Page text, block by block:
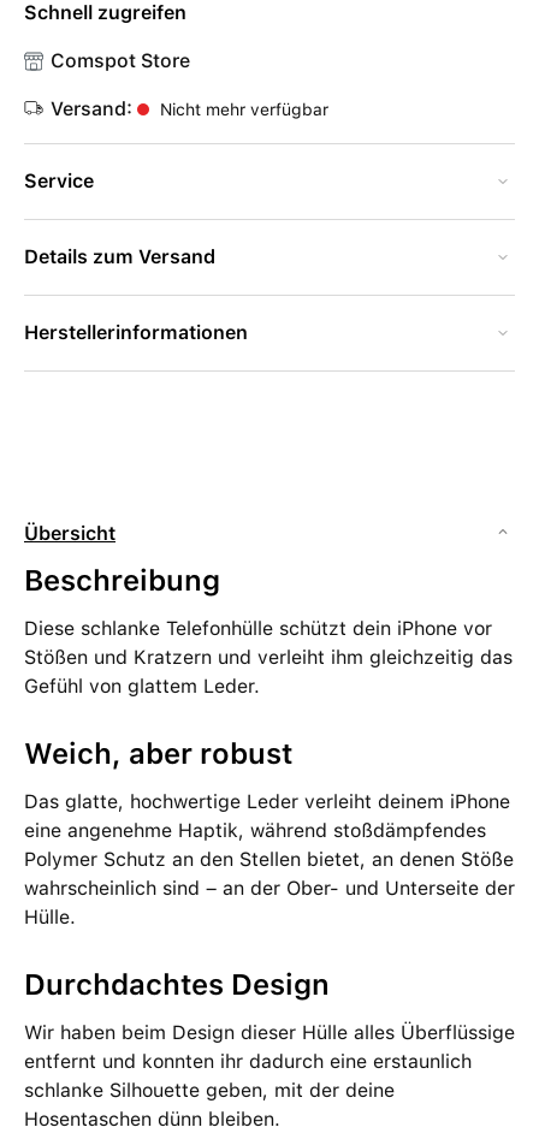
Schnell zugreifen
Comspot Store
Versand: Nicht mehr verfügbar
Service
Details zum Versand
Herstellerinformationen
Übersicht
Beschreibung
Diese schlanke Telefonhülle schützt dein iPhone vor
Stößen und Kratzern und verleiht ihm gleichzeitig das
Gefühl von glattem Leder.
Weich, aber robust
Das glatte, hochwertige Leder verleiht deinem iPhone
eine angenehme Haptik, während stoßdämpfendes
Polymer Schutz an den Stellen bietet, an denen Stöße
wahrscheinlich sind – an der Ober- und Unterseite der
Hülle.
Durchdachtes Design
Wir haben beim Design dieser Hülle alles Überflüssige
entfernt und konnten ihr dadurch eine erstaunlich
schlanke Silhouette geben, mit der deine
Hosentaschen dünn bleiben.